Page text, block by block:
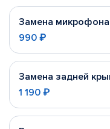
Замена микрофона
990 ₽
Замена задней
1 190 ₽